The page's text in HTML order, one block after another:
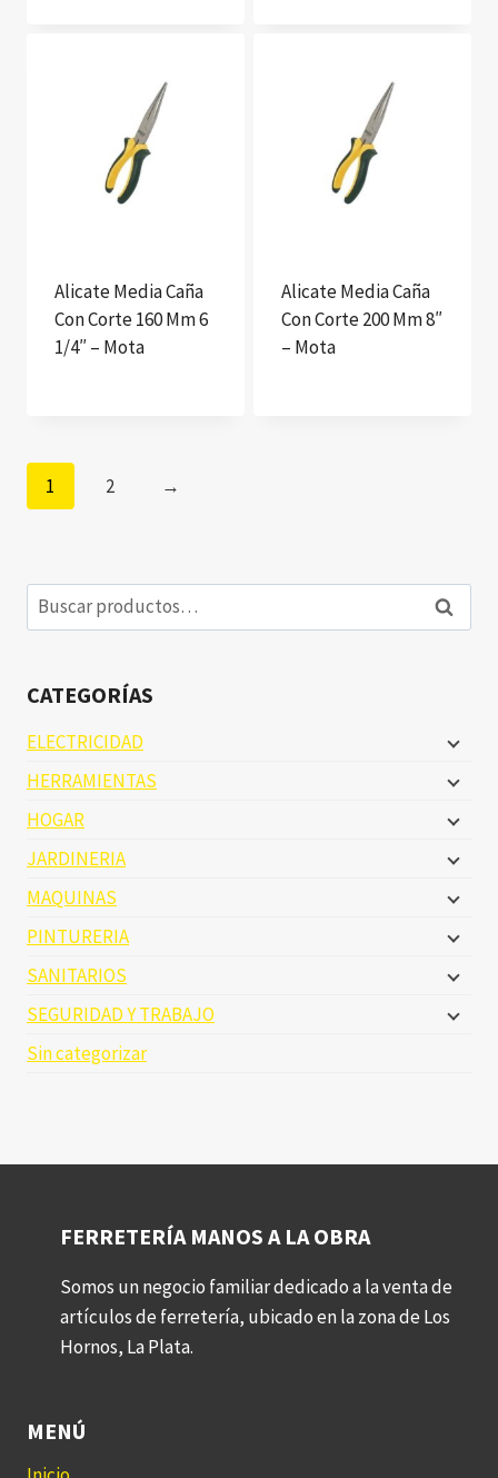
Alicate Media Caña
Con Corte 160 Mm 6
1/4″ – Mota
Alicate Media Caña
Con Corte 200 Mm 8″
– Mota
1 2 →
Buscar
por:
Buscar
CATEGORÍAS
ELECTRICIDAD
HERRAMIENTAS
HOGAR
JARDINERIA
MAQUINAS
PINTURERIA
SANITARIOS
SEGURIDAD Y TRABAJO
Sin categorizar
FERRETERÍA MANOS A LA OBRA
Somos un negocio familiar dedicado a la venta de
artículos de ferretería, ubicado en la zona de Los
Hornos, La Plata.
MENÚ